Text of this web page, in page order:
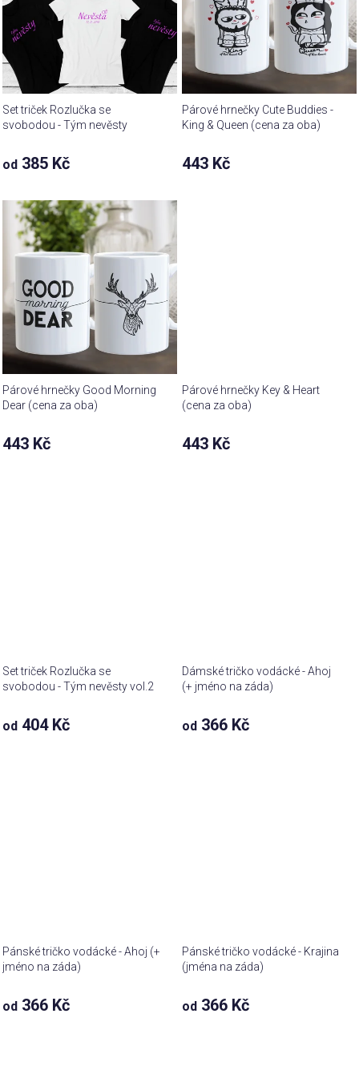
Set triček Rozlučka se
svobodou - Tým nevěsty
od 385 Kč
Párové hrnečky Cute Buddies -
King & Queen (cena za oba)
443 Kč
Párové hrnečky Good Morning
Dear (cena za oba)
443 Kč
Párové hrnečky Key & Heart
(cena za oba)
443 Kč
Set triček Rozlučka se
svobodou - Tým nevěsty vol.2
od 404 Kč
Dámské tričko vodácké - Ahoj
(+ jméno na záda)
od 366 Kč
Pánské tričko vodácké - Ahoj (+
jméno na záda)
od 366 Kč
Pánské tričko vodácké - Krajina
(jména na záda)
od 366 Kč